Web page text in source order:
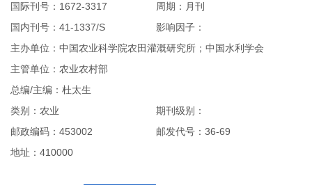
国际刊号：1672-3317
周期：月刊
国内刊号：41-1337/S
影响因子：
主办单位：中国农业科学院农田灌溉研究所；中国水利学会
主管单位：农业农村部
总编/主编：杜太生
类别：农业
期刊级别：
邮政编码：453002
邮发代号：36-69
地址：410000